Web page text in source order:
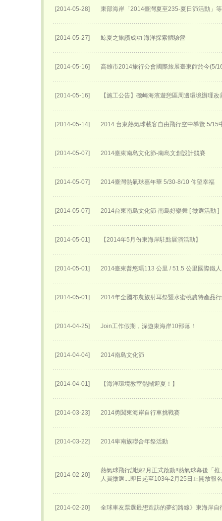
[2014-05-28] 東部海岸「2014臺灣夏至235-夏日節活動」
[2014-05-27] 鯨夏之旅讚成功 海洋探索體驗營
[2014-05-16] 高雄市2014旅行公會國際旅展臺東館於今(5/
[2014-05-16] 【施工公告】磯崎海濱遊憩區周邊環境辦理改
[2014-05-14] 2014 台東熱氣球載客自由飛行空中導覽 5/15
[2014-05-07] 2014臺東南島文化節-南島文創設計競賽
[2014-05-07] 2014臺灣熱氣球嘉年華 5/30-8/10 仰望幸福
[2014-05-07] 2014台東南島文化節-南島好樂舞 [ 徵選活動 ]
[2014-05-01] 【2014年5月份東海岸駐點展演活動】
[2014-05-01] 2014臺東普悠瑪113 公里 / 51.5 公里國際鐵
[2014-05-01] 2014年全國布農族射耳祭暨水蜜桃農特產品
[2014-04-25] Join工作假期，深遊東海岸10部落！
[2014-04-04] 2014南島文化節
[2014-04-01] 【海洋環境教室熱鬧迎夏！】
[2014-03-23] 2014勇闖東海岸自行車挑戰賽
[2014-03-22] 2014卑南族聯合年祭活動
[2014-02-20]
熱氣球飛行訓練2月正式啟動!!熱氣球幕後「
人員徵選....即日起至103年2月25日止開放報
[2014-02-20] 全球車友票選最想造訪的夢幻路線》東海岸自